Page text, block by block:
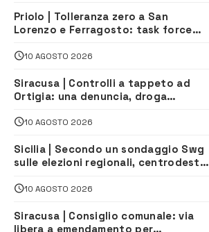
Priolo | Tolleranza zero a San
Lorenzo e Ferragosto: task force
navette gratuite
10 AGOSTO 2026
Siracusa | Controlli a tappeto ad
Ortigia: una denuncia, droga
multe
10 AGOSTO 2026
Sicilia | Secondo un sondaggio Swg
sulle elezioni regionali, centrodestra
10 AGOSTO 2026
Siracusa | Consiglio comunale: via
libera a emendamento per